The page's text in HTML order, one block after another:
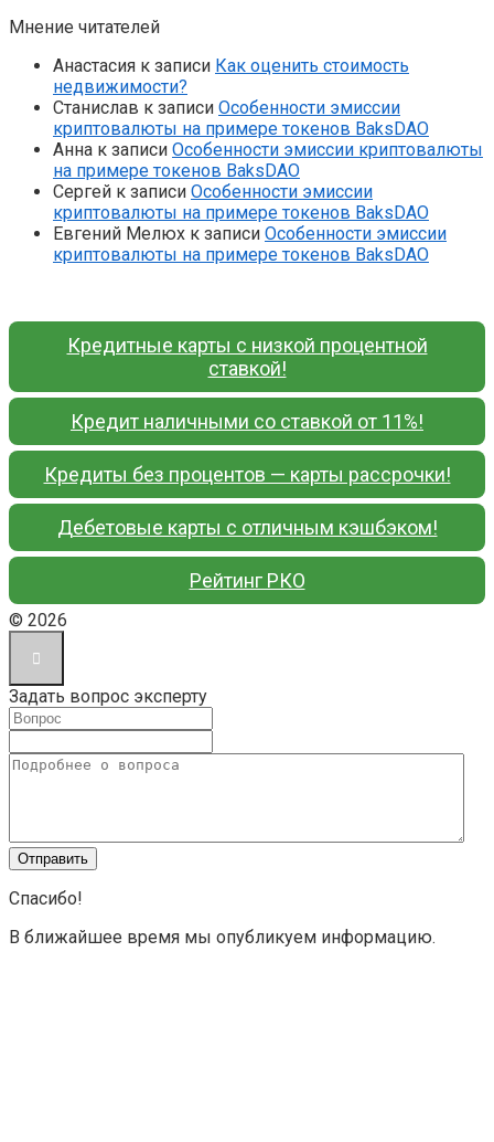
Мнение читателей
Анастасия к записи Как оценить стоимость
недвижимости?
Станислав к записи Особенности эмиссии
криптовалюты на примере токенов BaksDAO
Анна к записи Особенности эмиссии криптовалюты
на примере токенов BaksDAO
Сергей к записи Особенности эмиссии
криптовалюты на примере токенов BaksDAO
Евгений Мелюх к записи Особенности эмиссии
криптовалюты на примере токенов BaksDAO
Кредитные карты с низкой процентной
ставкой!
Кредит наличными со ставкой от 11%!
Кредиты без процентов — карты рассрочки!
Дебетовые карты с отличным кэшбэком!
Рейтинг РКО
© 2026
Задать вопрос эксперту
Спасибо!
В ближайшее время мы опубликуем информацию.